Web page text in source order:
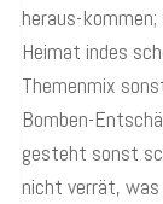
heraus-
Heimat indes
Themenmix
Bomben-
gesteht sonst
nicht verrät,